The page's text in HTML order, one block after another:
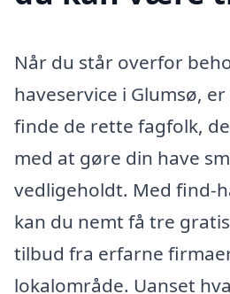
Når du står overfor
haveservice i Glumsø,
finde de rette fagfolk,
med at gøre din have
vedligeholdt. Med find-
kan du nemt få tre
tilbud fra erfarne
lokalområde. Uanset